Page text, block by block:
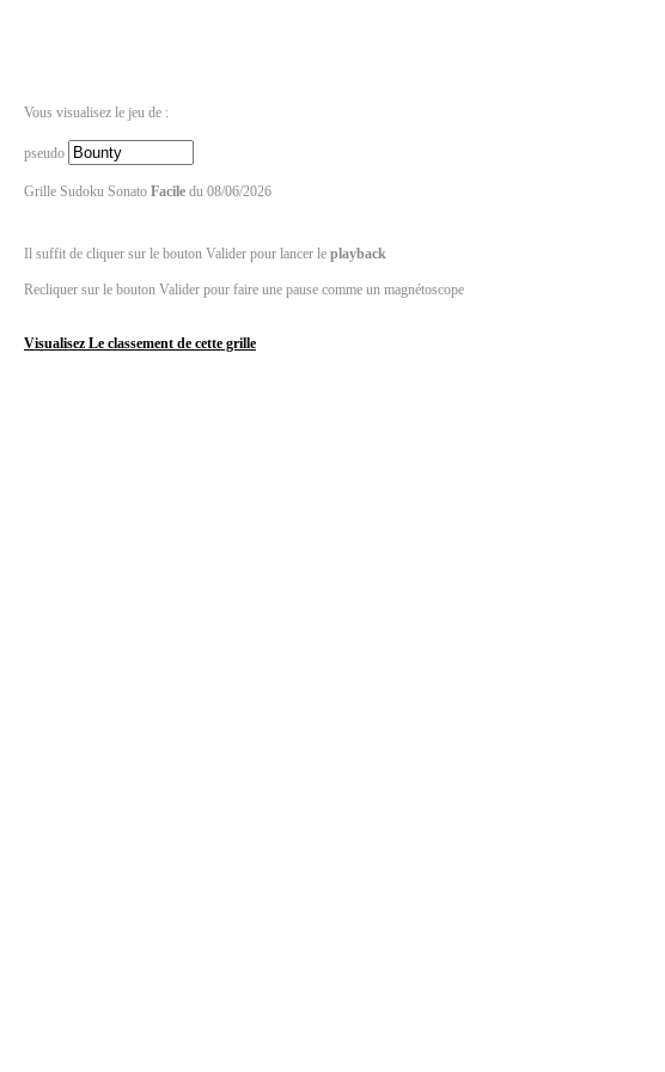
Vous visualisez le jeu de :
pseudo
Grille Sudoku Sonato Facile du 08/06/2026
Il suffit de cliquer sur le bouton Valider pour lancer le playback
Recliquer sur le bouton Valider pour faire une pause comme un magnétoscope
Visualisez Le classement de cette grille